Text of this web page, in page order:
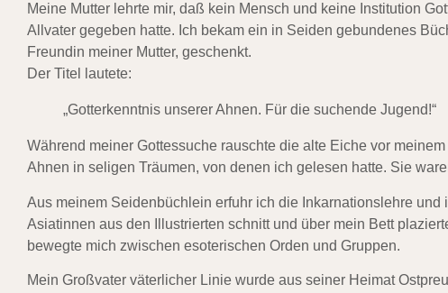
Meine Mutter lehrte mir, daß kein Mensch und keine Institution
Allvater gegeben hatte. Ich bekam ein in Seiden gebundenes
Freundin meiner Mutter, geschenkt.
Der Titel lautete:
„Gotterkenntnis unserer Ahnen. Für die suchende Jugend!“
Während meiner Gottessuche rauschte die alte Eiche vor
Ahnen in seligen Träumen, von denen ich gelesen hatte. Sie
Aus meinem Seidenbüchlein erfuhr ich die Inkarnationslehre
Asiatinnen aus den Illustrierten schnitt und über mein Bett
bewegte mich zwischen esoterischen Orden und Gruppen.
Mein Großvater väterlicher Linie wurde aus seiner Heimat